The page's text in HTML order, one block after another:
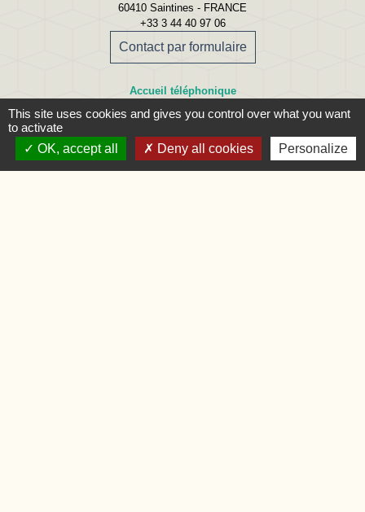
60410 Saintines - FRANCE
+33 3 44 40 97 06
Contact par formulaire
Accueil téléphonique
Lundi, mardi, jeudi et vendredi
09:00 - 12:00 13:30 - 17:00
Accueil du public
This site uses cookies and gives you control over what you want
to activate
OK, accept all
Deny all cookies Personalize